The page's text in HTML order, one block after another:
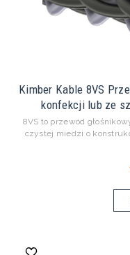
Kimber Kable 8VS
konfekcji lub ze
8VS to przewód
czystej miedzi o